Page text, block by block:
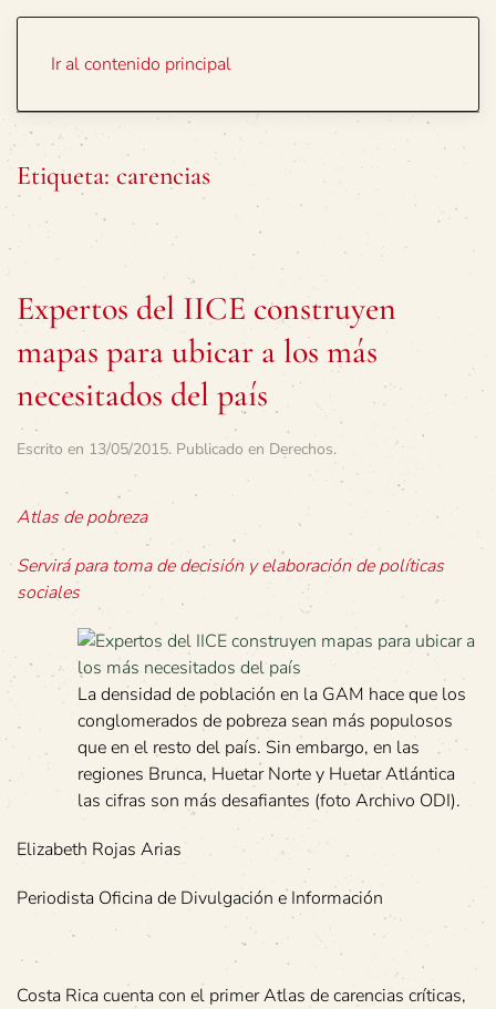
Ir al contenido principal
Etiqueta: carencias
Expertos del IICE construyen
mapas para ubicar a los más
necesitados del país
Escrito en 13/05/2015. Publicado en Derechos.
Atlas de pobreza
Servirá para toma de decisión y elaboración de políticas
sociales
La densidad de población en la GAM hace que los
conglomerados de pobreza sean más populosos
que en el resto del país. Sin embargo, en las
regiones Brunca, Huetar Norte y Huetar Atlántica
las cifras son más desafiantes (foto Archivo ODI).
Elizabeth Rojas Arias
Periodista Oficina de Divulgación e Información
Costa Rica cuenta con el primer Atlas de carencias críticas,